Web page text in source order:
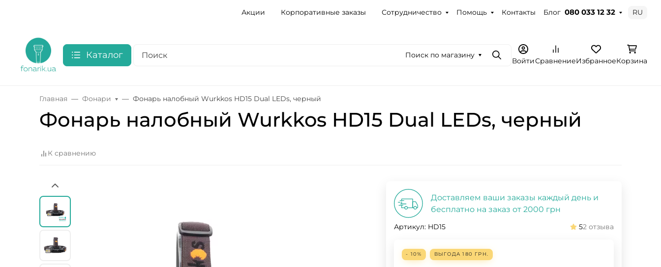
Акции Корпоративные заказы Сотрудничество Помощь Контакты Блог 080 033 12 32 RU
Каталог Поиск по магазину
ПоискВойтиСравнениеИзбранноеКорзина
Главная Фонари Фонарь налобный Wurkkos HD15 Dual LEDs, черный
Фонарь налобный Wurkkos HD15 Dual LEDs, черный
К сравнению
Доставляем ваши заказы каждый день и
бесплатно на заказ от 2000 грн
Артикул: HD15 52 отзыва
- 10% ВЫГОДА180 ГРН.